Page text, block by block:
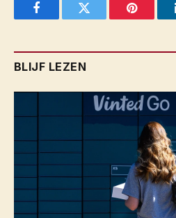
FacebookTwitter Pinterest
BLIJF LEZEN